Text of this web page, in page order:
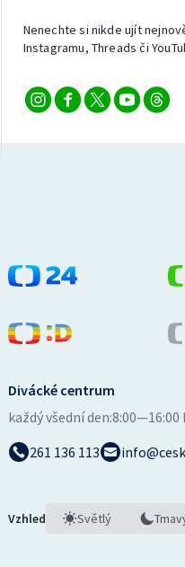
Nenechte si nikde ujít
Instagramu, Threads či
Divácké centrum
každý všední den:8:00—16:00
261 136 113
Vzhled Světlý